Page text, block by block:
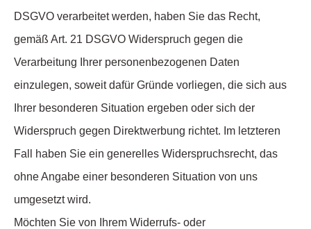
DSGVO verarbeitet werden, haben Sie das Recht,
gemäß Art. 21 DSGVO Widerspruch gegen die
Verarbeitung Ihrer personenbezogenen Daten
einzulegen, soweit dafür Gründe vorliegen, die sich aus
Ihrer besonderen Situation ergeben oder sich der
Widerspruch gegen Direktwerbung richtet. Im letzteren
Fall haben Sie ein generelles Widerspruchsrecht, das
ohne Angabe einer besonderen Situation von uns
umgesetzt wird.
Möchten Sie von Ihrem Widerrufs- oder